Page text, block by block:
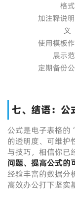
格式
加注释说
义
使用模板
展示
定期备份
七、结语：公
公式是电子表格的
的透明度、可维护
与技巧，相信你已
问题、提高公式的
经验丰富的数据分
高效办公打下坚实